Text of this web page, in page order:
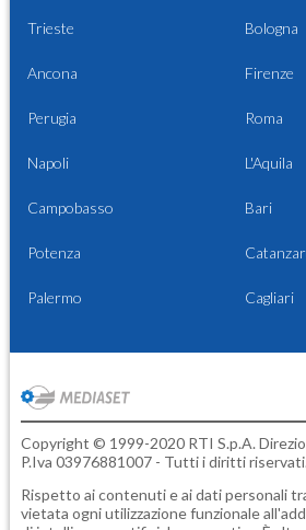
Trieste Bologna
Ancona Firenze
Perugia Roma
Napoli L'Aquila
Campobasso Bari
Potenza
Palermo Cagliari
Copyright © 1999-2020 RTI S.p.A.
P.Iva 03976881007 - Tutti i diritti riservati.
Rispetto ai contenuti e ai dati personali
vietata ogni utilizzazione funzionale